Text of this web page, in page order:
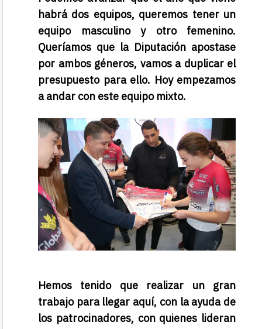
habrá dos equipos, queremos tener un
equipo masculino y otro femenino.
Queríamos que la Diputación apostase
por ambos géneros, vamos a duplicar el
presupuesto para ello. Hoy empezamos
a andar con este equipo mixto.
Hemos tenido que realizar un gran
trabajo para llegar aquí, con la ayuda de
los patrocinadores, con quienes lideran